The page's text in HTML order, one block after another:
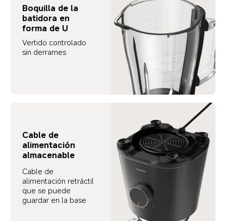
Boquilla de la
batidora en
forma de U
Vertido controlado
sin derrames
Cable de
alimentación
almacenable
Cable de
alimentación retráctil
que se puede
guardar en la base